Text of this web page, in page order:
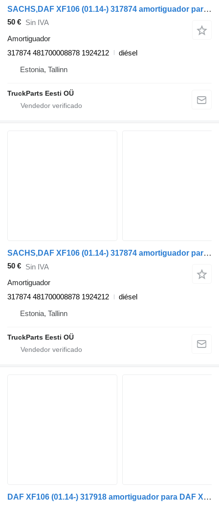
SACHS,DAF XF106 (01.14-) 317874 amortiguador para DAF XF106 (2014-) cabeza tractora
50 € Sin IVA
Amortiguador
317874 481700008878 1924212
diésel
Estonia, Tallinn
TruckParts Eesti OÜ
SACHS,DAF XF106 (01.14-) 317874 amortiguador para DAF XF106 (2014-) cabeza tractora
50 € Sin IVA
Amortiguador
317874 481700008878 1924212
diésel
Estonia, Tallinn
TruckParts Eesti OÜ
DAF XF106 (01.14-) 317918 amortiguador para DAF XF106 (2014-) cabeza tractora